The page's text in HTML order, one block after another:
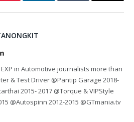
LinkedIn
in Automotive journalists more than
& Test Driver @Pantip Garage 2018-
2015- 2017 @Torque & VIPStyle
@Autospinn 2012-2015 @GTmania.tv